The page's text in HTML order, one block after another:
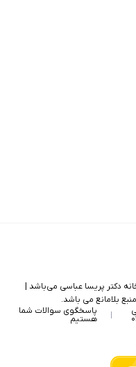
دکتر پریسا عباسی می‌باشد |
بلامانع می باشد.
پاسخگوی سوالات شما
هستیم